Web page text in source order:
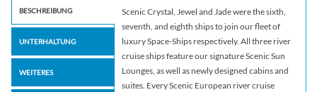
BESCHREIBUNG
UNTERHALTUNG
WEITERES
Scenic Crystal, Jewel and Jade were the sixth,
seventh, and eighth ships to join our fleet of
luxury Space-Ships respectively. All three river
cruise ships feature our signature Scenic Sun
Lounges, as well as newly designed cabins and
suites. Every Scenic European river cruise